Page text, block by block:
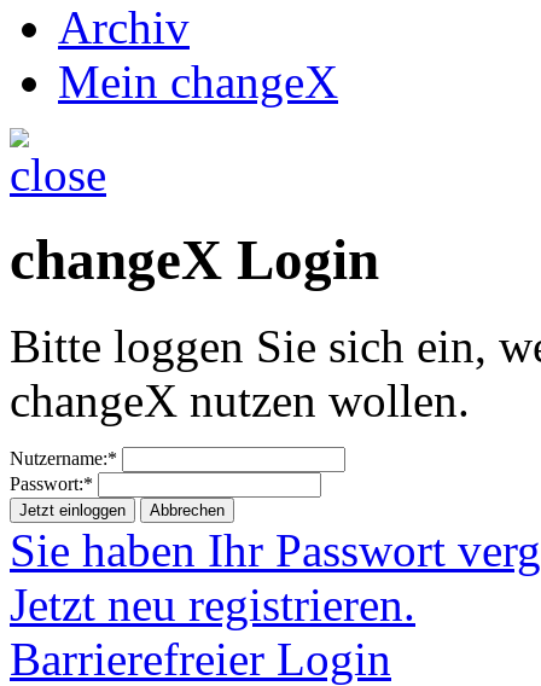
Archiv
Mein changeX
changeX Login
Bitte loggen Sie sich ein,
changeX nutzen wollen.
Nutzername:*
Passwort:*
Jetzt einloggen Abbrechen
Sie haben Ihr Passwort
Jetzt neu registrieren.
Barrierefreier Login